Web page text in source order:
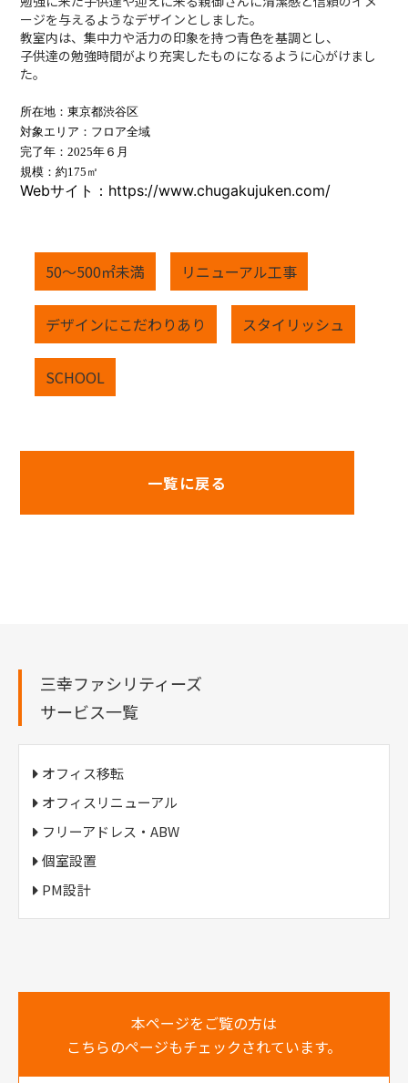
ージを与えるようなデザインとしました。
教室内は、集中力や活力の印象を持つ青色を基調とし、
子供達の勉強時間がより充実したものになるように心がけまし
た。
所在地：東京都渋谷区
対象エリア：フロア全域
完了年：2025年６月
規模：約175 ㎡
Webサイト：https://www.chugakujuken.com/
50～500㎡未満 リニューアル工事
デザインにこだわりあり スタイリッシュ
SCHOOL
一覧に戻る
三幸ファシリティーズ
サービス一覧
オフィス移転
オフィスリニューアル
フリーアドレス・ABW
個室設置
PM設計
本ページをご覧の方は
こちらのページもチェックされています。